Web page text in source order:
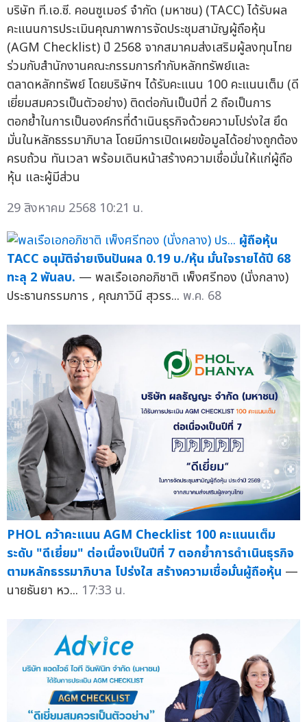
บริษัท ที.เอ.ซี. คอนซูเมอร์ จำกัด (มหาชน) (TACC) ได้รับผล
คะแนนการประเมินคุณภาพการจัดประชุมสามัญผู้ถือหุ้น
(AGM Checklist) ปี 2568 จากสมาคมส่งเสริมผู้ลงทุนไทย
ร่วมกับสำนักงานคณะกรรมการกำกับหลักทรัพย์และ
ตลาดหลักทรัพย์ โดยบริษัทฯ ได้รับคะแนน 100 คะแนนเต็ม (ดี
เยี่ยมสมควรเป็นตัวอย่าง) ติดต่อกันเป็นปีที่ 2 ถือเป็นการ
ตอกย้ำในการเป็นองค์กรที่ดำเนินธุรกิจด้วยความโปร่งใส ยึด
มั่นในหลักธรรมาภิบาล โดยมีการเปิดเผยข้อมูลได้อย่างถูกต้อง
ครบถ้วน ทันเวลา พร้อมเดินหน้าสร้างความเชื่อมั่นให้แก่ผู้ถือ
หุ้น และผู้มีส่วน
29 สิงหาคม 2568 10:21 น.
ผู้ถือหุ้น
TACC อนุมัติจ่ายเงินปันผล 0.19 บ./หุ้น มั่นใจรายได้ปี 68
ทะลุ 2 พันลบ. — พลเรือเอกอภิชาติ เพ็งศรีทอง (นั่งกลาง)
ประธานกรรมการ , คุณภาวินี สุวรร... พ.ค. 68
PHOL คว้าคะแนน AGM Checklist 100 คะแนนเต็ม
ระดับ "ดีเยี่ยม" ต่อเนื่องเป็นปีที่ 7 ตอกย้ำการดำเนินธุรกิจ
ตามหลักธรรมาภิบาล โปร่งใส สร้างความเชื่อมั่นผู้ถือหุ้น —
นายธันยา หว... 17:33 น.